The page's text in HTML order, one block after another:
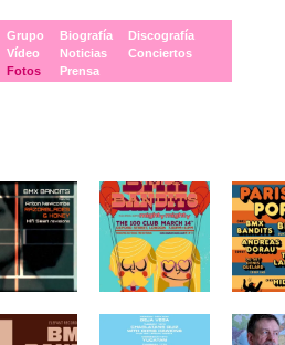
Grupo
Vídeo
Fotos
Biografía
Noticias
Prensa
Discografía
Conciertos